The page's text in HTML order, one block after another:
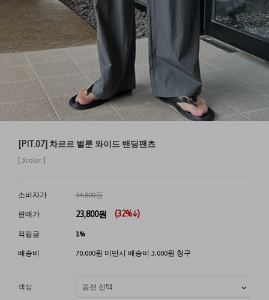
[PIT.07] 차르르 벌룬 와이드 밴딩팬츠
[ 3color ]
소비자가 34,800원
판매가 23,800원 (32%↓)
적립금 1%
배송비 70,000원 미만시 배송비 3,000원 청구
색상